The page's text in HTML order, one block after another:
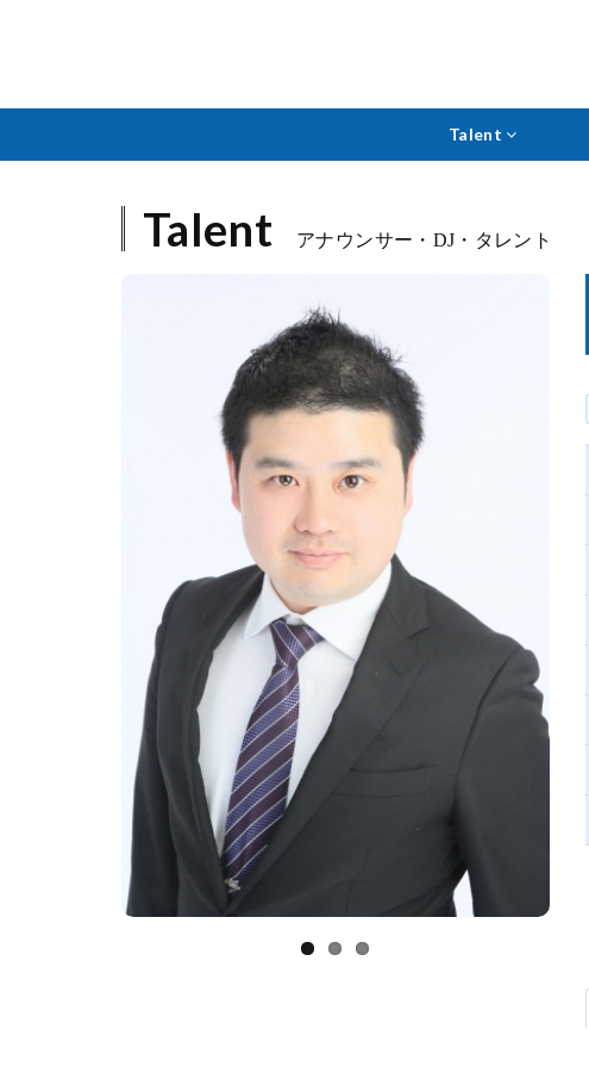
Talent
Talent アナウンサー・DJ・タレント